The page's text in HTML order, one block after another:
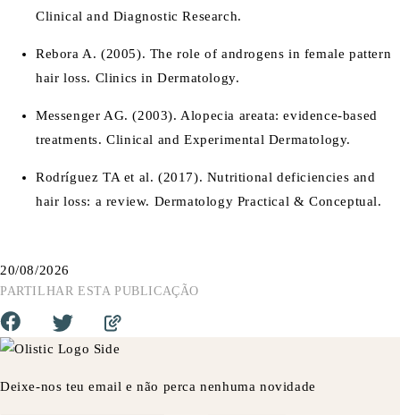
Clinical and Diagnostic Research.
Rebora A. (2005). The role of androgens in female pattern
hair loss. Clinics in Dermatology.
Messenger AG. (2003). Alopecia areata: evidence-based
treatments. Clinical and Experimental Dermatology.
Rodríguez TA et al. (2017). Nutritional deficiencies and
hair loss: a review. Dermatology Practical & Conceptual.
20/08/2026
PARTILHAR ESTA PUBLICAÇÃO
Deixe-nos teu email e não perca nenhuma novidade